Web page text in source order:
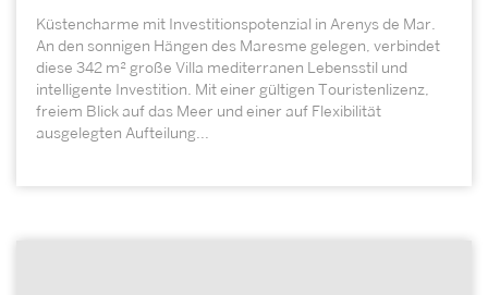
Küstencharme mit Investitionspotenzial in Arenys de Mar.
An den sonnigen Hängen des Maresme gelegen, verbindet
diese 342 m² große Villa mediterranen Lebensstil und
intelligente Investition. Mit einer gültigen Touristenlizenz,
freiem Blick auf das Meer und einer auf Flexibilität
ausgelegten Aufteilung...